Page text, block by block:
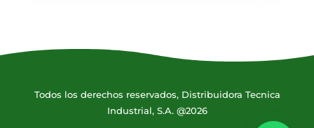
Todos los derechos reservados, Distribuidora Tecnica
Industrial, S.A. @2026